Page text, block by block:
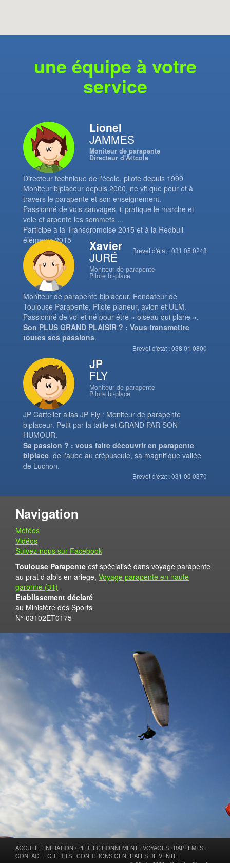
une équipe à votre
service
Lionel
JAMMES
Moniteur de parapente
Directeur d'Ã©cole
Directeur technique de l'école, pilote depuis 1999
Moniteur biplaceur depuis 2000, ne vit que pour et à
travers le parapente et son enseignement.
Passionné de vols sauvages, il pratique le marche et
vole et arpente les sommets ...
Participe à la Transdromoise 2015 et à la Redbull
éléments 2015
Brevet d'état : 031 05 0248
Xavier
JURÉ
Moniteur de parapente
Pilote bi-place
Moniteur de parapente biplaceur, Fondateur de
Toulouse Parapente, Pilote planeur, avion et ULM.
Passionné de vol et né pour être « oiseau qui plane ».
Son PLUS GRAND PLAISIR ? : Vous transmettre
toutes ses passions.
Brevet d'état : 038 01 0800
JP
FLY
Moniteur de parapente
Pilote bi-place
JP Cartelier alias JP Fly : Moniteur de parapente
biplaceur. Petit par la taille et GRAND PAR SON
HUMOUR.
Sa passion ? : vous faire découvrir en parapente
biplace, de l'aube au crépuscule, sa magnifique vallée
de Luchon.
Brevet d'état : 031 00 0370
Navigation
Météos
Vidéos
Suivez-nous sur Facebook
Toulouse Parapente est spécialisé dans voyage parapente
au prat d albis en ariege, Voyage parapente en haute
garonne (31)
Etablissement déclaré
au Ministère des Sports
N° 03102ET0175
ACCUEIL INITIATION / PERFECTIONNEMENT VOYAGES BAPTÊMES
CONTACT CREDITS CONDITIONS GENERALES DE VENTE